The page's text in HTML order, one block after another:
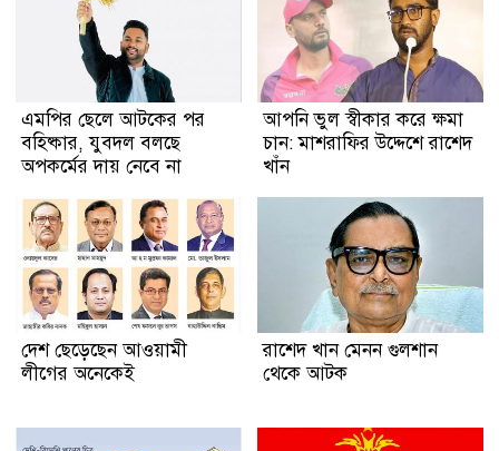
এমপির ছেলে আটকের পর
বহিষ্কার, যুবদল বলছে
অপকর্মের দায় নেবে না
আপনি ভুল স্বীকার করে ক্ষমা
চান: মাশরাফির উদ্দেশে রাশেদ
খাঁন
দেশ ছেড়েছেন আওয়ামী
লীগের অনেকেই
রাশেদ খান মেনন গুলশান
থেকে আটক